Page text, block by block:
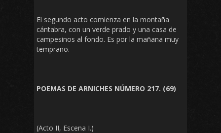
El segundo acto comienza en la montaña
cántabra, con un verde prado y una casa de
campesinos al fondo. Es por la mañana muy
temprano.
POEMAS DE ARNICHES NÚMERO 217. (69)
(Acto II, Escena I.)